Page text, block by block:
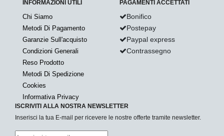
INFORMAZIONI UTILI
Chi Siamo
Metodi Di Pagamento
Garanzie Sull'acquisto
Condizioni Generali
Reso Prodotto
Metodi Di Spedizione
Cookies
Informativa Privacy
PAGAMENTI ACCETTATI
Bonifico
Postepay
Paypal express
Contrassegno
ISCRIVITI ALLA NOSTRA NEWSLETTER
Inserisci la tua E-mail per ricevere le nostre offerte tramite newsletter.